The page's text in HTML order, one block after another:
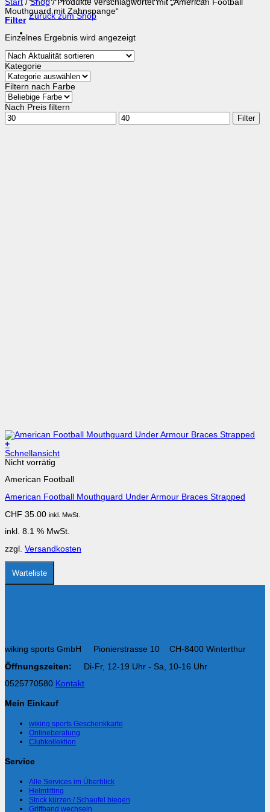
Zurück zum Shop
Start / Shop /Produkte verschlagwortet mit „American Football
Mouthguard mit Zahnspange“
Filter
Einzelnes Ergebnis wird angezeigt
Kategorie
Filtern nach Farbe
Nach Preis filtern
Min.
Preis
Max.
Preis
Filter
+
Schnellansicht
Nicht vorrätig
American Football
American Football Mouthguard Under Armour Braces Strapped
CHF 35.00 inkl. MwSt.
inkl. 8.1 % MwSt.
zzgl. Versandkosten
Warteliste
wiking sports GmbH Pionierstrasse 10 CH-8400 Winterthur
Öffnungszeiten: Di-Fr, 12-19 Uhr - Sa, 10-16 Uhr
0525770580 Kontakt
Mein Einkauf
wiking sports Geschenkkarte
Onlineberatung
Clubkollektion
Service
Alle Services im Überblick
Helmfitting
Stock kürzen / Schaufel biegen
Griffband wechseln